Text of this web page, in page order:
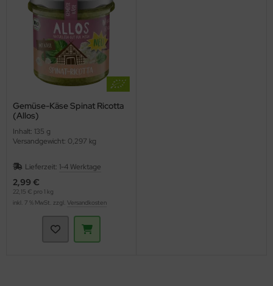
Gemüse-Käse Spinat Ricotta
(Allos)
Inhalt: 135 g
Versandgewicht: 0,297 kg
Lieferzeit: 1-4 Werktage
2,99 €
22,15 € pro 1 kg
inkl. 7 % MwSt. zzgl. Versandkosten